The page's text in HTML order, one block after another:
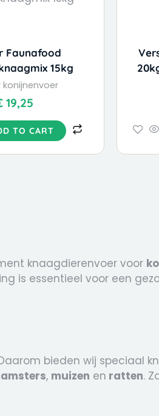
Faunafood
15kg
konijnenvoer
19,25
TO CART
knaagdierenvoer voor
is essentieel voor een
bieden wij speciaal
, muizen en ratten.